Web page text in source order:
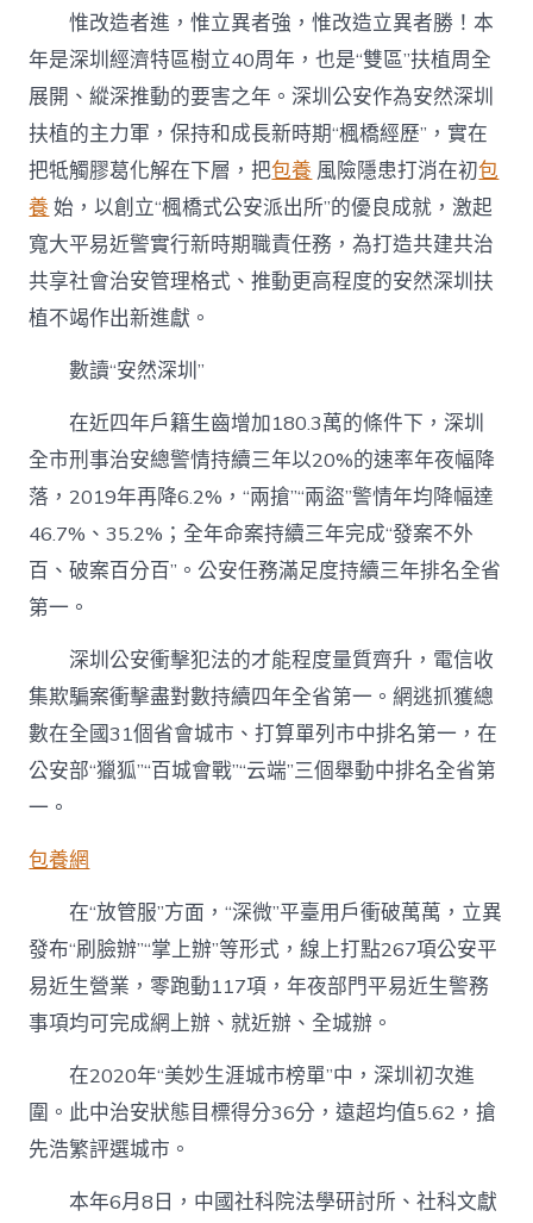
惟改造者進，惟立異者強，惟改造立異者勝！本
年是深圳經濟特區樹立40周年，也是“雙區”扶植周全
展開、縱深推動的要害之年。深圳公安作為安然深圳
扶植的主力軍，保持和成長新時期“楓橋經歷”，實在
把牴觸膠葛化解在下層，把包養 風險隱患打消在初包
養 始，以創立“楓橋式公安派出所”的優良成就，激起
寬大平易近警實行新時期職責任務，為打造共建共治
共享社會治安管理格式、推動更高程度的安然深圳扶
植不竭作出新進獻。
數讀“安然深圳”
在近四年戶籍生齒增加180.3萬的條件下，深圳
全市刑事治安總警情持續三年以20%的速率年夜幅降
落，2019年再降6.2%，“兩搶”“兩盜”警情年均降幅達
46.7%、35.2%；全年命案持續三年完成“發案不外
百、破案百分百”。公安任務滿足度持續三年排名全省
第一。
深圳公安衝擊犯法的才能程度量質齊升，電信收
集欺騙案衝擊盡對數持續四年全省第一。網逃抓獲總
數在全國31個省會城市、打算單列市中排名第一，在
公安部“獵狐”“百城會戰”“云端”三個舉動中排名全省第
一。
包養網
在“放管服”方面，“深微”平臺用戶衝破萬萬，立異
發布“刷臉辦”“掌上辦”等形式，線上打點267項公安平
易近生營業，零跑動117項，年夜部門平易近生警務
事項均可完成網上辦、就近辦、全城辦。
在2020年“美妙生涯城市榜單”中，深圳初次進
圍。此中治安狀態目標得分36分，遠超均值5.62，搶
先浩繁評選城市。
本年6月8日，中國社科院法學研討所、社科文獻